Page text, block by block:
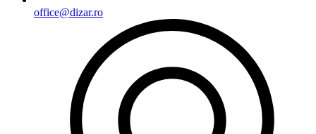
office@dizar.ro